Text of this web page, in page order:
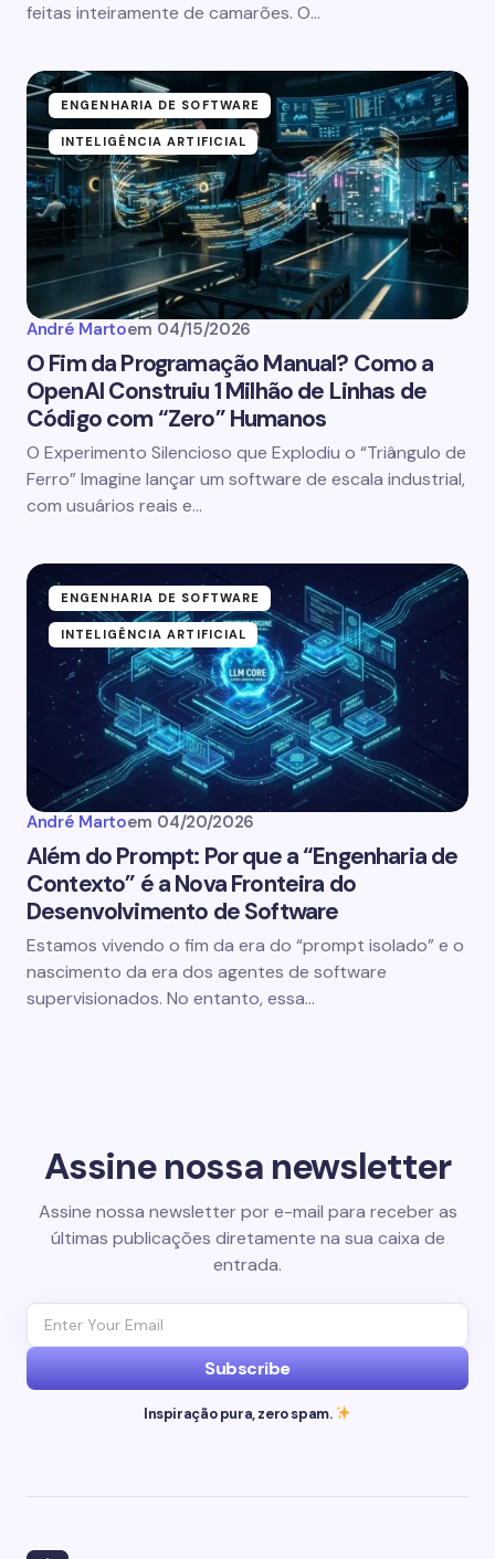
Enviar comentário
feitas inteiramente de camarões. O…
ENGENHARIA DE SOFTWARE
INTELIGÊNCIA ARTIFICIAL
André Martoem 04/15/2026
O Fim da Programação Manual? Como a
OpenAI Construiu 1 Milhão de Linhas de
Código com “Zero” Humanos
O Experimento Silencioso que Explodiu o “Triângulo de
Ferro” Imagine lançar um software de escala industrial,
com usuários reais e…
ENGENHARIA DE SOFTWARE
INTELIGÊNCIA ARTIFICIAL
André Martoem 04/20/2026
Além do Prompt: Por que a “Engenharia de
Contexto” é a Nova Fronteira do
Desenvolvimento de Software
Estamos vivendo o fim da era do “prompt isolado” e o
nascimento da era dos agentes de software
supervisionados. No entanto, essa…
Assine nossa newsletter
Assine nossa newsletter por e-mail para receber as
últimas publicações diretamente na sua caixa de
entrada.
Subscribe
Inspiração pura, zero spam.